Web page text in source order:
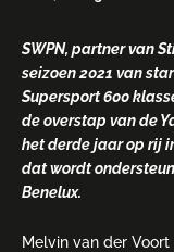
SWPN, partner van
seizoen 2021 van
Supersport 600
de overstap van de
het derde jaar op rij
dat wordt
Benelux.
Melvin van der